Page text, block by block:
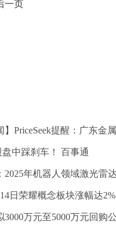
一页
中踩刹车！ 百事通
日荣耀概念板块涨幅达2%